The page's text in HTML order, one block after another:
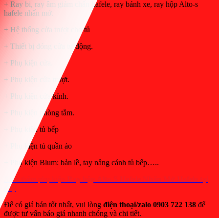
+ Ray bi, ray âm giảm chấn hafele, ray bánh xe, ray hộp Alto-s
hafele nhấn mở.
+ Hệ thống cửa trượt cho tủ
+ Thiết bị đóng cửa tự động.
+ Phụ kiện cửa.
+ Phụ kiện cửa trượt.
+ Phụ kiện cửa kính.
+ Phụ kiện phòng tắm.
+ Phụ kiện tủ bếp
+ Phụ kiện tủ quần áo
+ Phụ kiện Blum: bản lề, tay nâng cánh tủ bếp…..
Xem thêm phụ kiện
đây
Để có giá bán tốt nhất, vui lòng điện thoại/zalo 0903 722 138 để
được tư vấn báo giá nhanh chóng và chi tiết.